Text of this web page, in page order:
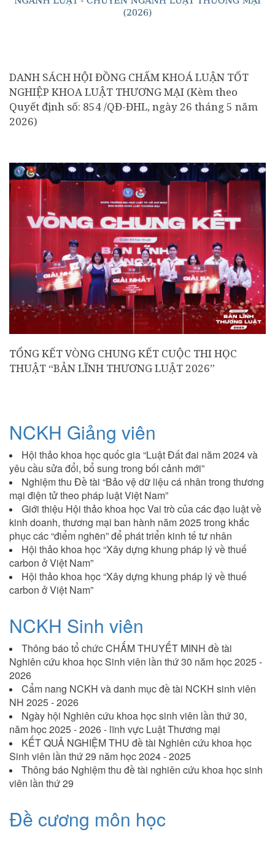
DANH SÁCH HỘI ĐỒNG CHẤM KHOÁ LUẬN TỐT
NGHIỆP KHOA LUẬT THƯƠNG MẠI (Kèm theo
Quyết định số: 854 /QĐ-ĐHL, ngày 26 tháng 5 năm
2026)
TỔNG KẾT VÒNG CHUNG KẾT CUỘC THI HỌC
THUẬT “BẢN LĨNH THƯƠNG LUẬT 2026”
NCKH Giảng viên
Hội thảo khoa học quốc gia “Luật Đất đai năm 2024 và
yêu cầu sửa đổi, bổ sung trong bối cảnh mới”
Nghiệm thu Đề tài “Bảo vệ dữ liệu cá nhân trong thương
mại điện tử theo pháp luật Việt Nam”
Giới thiệu Hội thảo khoa học Vai trò của các đạo luật về
kinh doanh, thương mại ban hành năm 2025 trong khắc
phục các “điểm nghẽn” để phát triển kinh tế tư nhân
Hội thảo khoa học “Xây dựng khung pháp lý về thuế
carbon ở Việt Nam”
Hội thảo khoa học “Xây dựng khung pháp lý về thuế
carbon ở Việt Nam”
NCKH Sinh viên
Thông báo tổ chức CHẤM THUYẾT MINH đề tài
Nghiên cứu khoa học Sinh viên lần thứ 30 năm học 2025 -
2026
Cẩm nang NCKH và danh mục đề tài NCKH sinh viên
NH 2025 - 2026
Ngày hội Nghiên cứu khoa học sinh viên lần thứ 30,
năm học 2025 - 2026 - lĩnh vực Luật Thương mại
KẾT QUẢ NGHIỆM THU đề tài Nghiên cứu khoa học
Sinh viên lần thứ 29 năm học 2024 - 2025
Thông báo Nghiệm thu đề tài nghiên cứu khoa học sinh
viên lần thứ 29
Đề cương môn học